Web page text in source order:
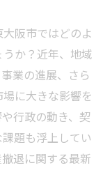
阪市ではどのよ
か？近年、地域
業の進展、さら
に大きな影響を
行政の動き、契
題も浮上してい
退に関する最新